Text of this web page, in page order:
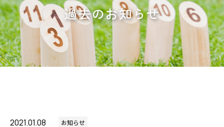
過去のお知らせ
2021.01.08 お知らせ